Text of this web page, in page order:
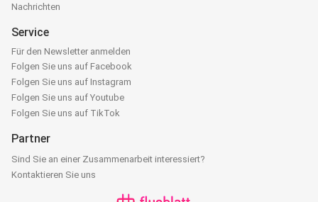
Nachrichten
Service
Für den Newsletter anmelden
Folgen Sie uns auf Facebook
Folgen Sie uns auf Instagram
Folgen Sie uns auf Youtube
Folgen Sie uns auf TikTok
Partner
Sind Sie an einer Zusammenarbeit interessiert?
Kontaktieren Sie uns